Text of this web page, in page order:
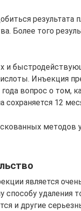
результата
Более того
и
Инъекция
вопрос о том,
сохраняется 12
методов
является
способу удаления
и другие